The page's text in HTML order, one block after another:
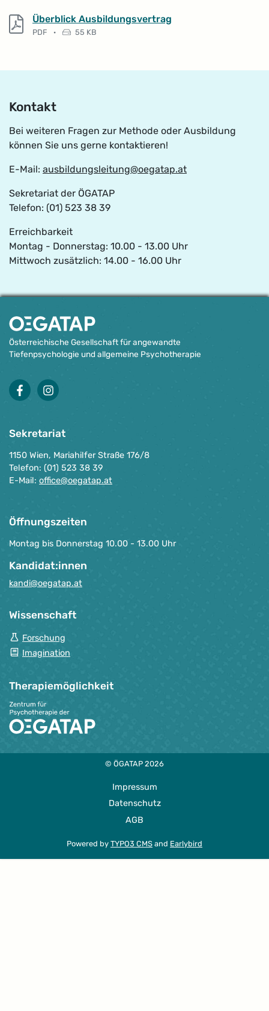
Überblick Ausbildungsvertrag
Dateityp: PDF-Dokument
PDF · Dateigröße:
55 KB
Kontakt
Bei weiteren Fragen zur Methode oder Ausbildung
können Sie uns gerne kontaktieren!
E-Mail: ausbildungsleitung@oegatap.at
Sekretariat der ÖGATAP
Telefon: (01) 523 38 39
Erreichbarkeit
Montag - Donnerstag: 10.00 - 13.00 Uhr
Mittwoch zusätzlich: 14.00 - 16.00 Uhr
Österreichische Gesellschaft für angewandte
Tiefenpsychologie und allgemeine Psychotherapie
facebookinstagram
Sekretariat
1150 Wien, Mariahilfer Straße 176/8
Telefon: (01) 523 38 39
E-Mail: office@oegatap.at
Öffnungszeiten
Montag bis Donnerstag 10.00 - 13.00 Uhr
Kandidat:innen
kandi@oegatap.at
Wissenschaft
Forschung
Imagination
Therapie­möglichkeit
© ÖGATAP 2026
Impressum
Datenschutz
AGB
Powered by TYPO3 CMS and Earlybird